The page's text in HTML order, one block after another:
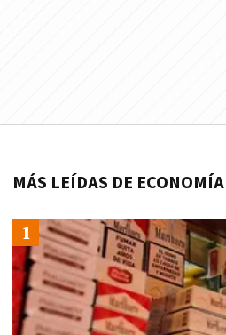
MÁS LEÍDAS DE ECONOMÍA